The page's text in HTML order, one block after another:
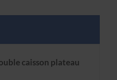
caisson plateau